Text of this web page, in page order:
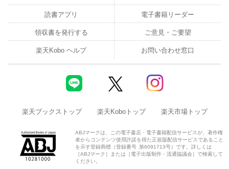
馬渕磨理子さんに聞く 新年度相場を「勝ち抜く」コツ ーー6
〔新連載〕「超」入門 株価チャートの使い方 「任天堂」の買いサ
イン点灯はココだ！ーー8
「投資マインド」塾 “DAIBOUCHOU”さんのワザを公
話題の相場テーマを解説
(1)**絶好調/Ｖ字回復 **営業益V字回復、連続最高益、連続2桁増
益、売上成長力 ーー14
(2)**AI/半導体 **量子コンピューター、フィジカルAI、パワー半
読書アプリ 電子書籍リーダー
領収書を発行する ご意見・ご要望
楽天Kobo ヘルプ お問い合わせ窓口
楽天ブックストップ 楽天Koboトップ 楽天市場トップ
ABJマークは、この電子書店・電子書籍配信サービスが、著作権
者からコンテンツ使用許諾を得た正規版配信サービスであること
を示す登録商標（登録番号 第6091713号）です。詳しくは
［ABJマーク］または［電子出版制作・流通協議会］で検索して
ください。